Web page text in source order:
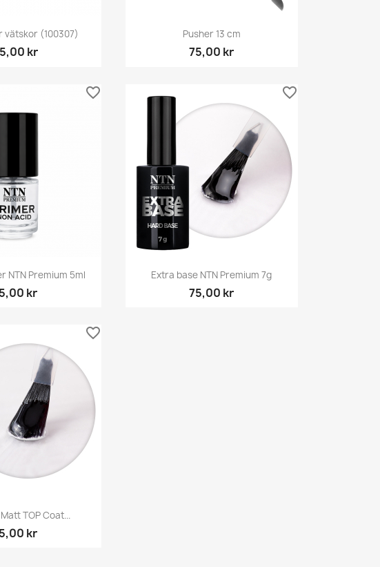
Snabbvy
vätskor (100307)
kr
Snabbvy
Pusher 13 cm
75,00 kr
Snabbvy
NTN Premium 5ml
kr
favorite_border
Snabbvy
Extra base NTN Premium 7g
75,00 kr
favorite_border
Snabbvy
TOP Coat...
kr
favorite_border